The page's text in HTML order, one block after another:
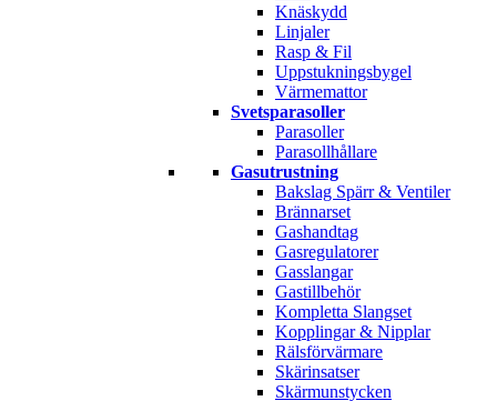
Knäskydd
Linjaler
Rasp & Fil
Uppstukningsbygel
Värmemattor
Svetsparasoller
Parasoller
Parasollhållare
Gasutrustning
Bakslag Spärr & Ventiler
Brännarset
Gashandtag
Gasregulatorer
Gasslangar
Gastillbehör
Kompletta Slangset
Kopplingar & Nipplar
Rälsförvärmare
Skärinsatser
Skärmunstycken